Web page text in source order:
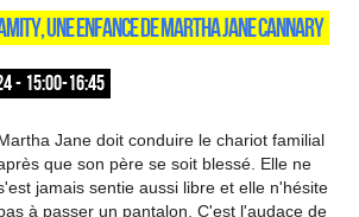
UNE ENFANCE DE MARTHA JANE CANNARY
- 15:00-16:45
Jane doit conduire le chariot familial
que son père se soit blessé. Elle ne
jamais sentie aussi libre et elle n'hésite
à passer un pantalon. C'est l'audace de